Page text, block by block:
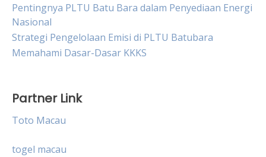
Pentingnya PLTU Batu Bara dalam Penyediaan Energi
Nasional
Strategi Pengelolaan Emisi di PLTU Batubara
Memahami Dasar-Dasar KKKS
Partner Link
Toto Macau
togel macau